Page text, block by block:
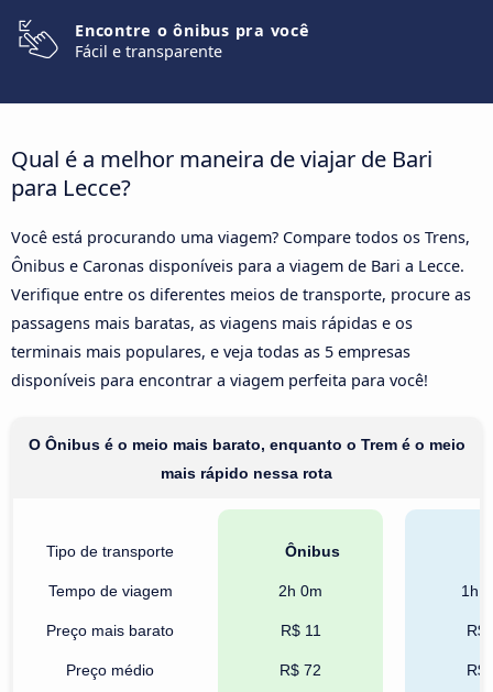
Encontre o ônibus pra você
Fácil e transparente
Qual é a melhor maneira de viajar de Bari
para Lecce?
Você está procurando uma viagem? Compare todos os Trens,
Ônibus e Caronas disponíveis para a viagem de Bari a Lecce.
Verifique entre os diferentes meios de transporte, procure as
passagens mais baratas, as viagens mais rápidas e os
terminais mais populares, e veja todas as 5 empresas
disponíveis para encontrar a viagem perfeita para você!
O Ônibus é o meio mais barato, enquanto o Trem é o meio
mais rápido nessa rota
Tipo de transporte
Tempo de viagem
Preço mais barato
Preço médio
Ônibus
2h 0m
R$ 11
R$ 72
1h
R$
R$